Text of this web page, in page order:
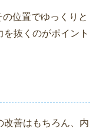
位置でゆっくりと
抜くのがポイント
改善はもちろん、内